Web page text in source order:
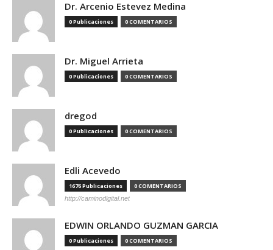
Dr. Arcenio Estevez Medina
0 Publicaciones 0 COMENTARIOS
Dr. Miguel Arrieta
0 Publicaciones 0 COMENTARIOS
dregod
0 Publicaciones 0 COMENTARIOS
Edli Acevedo
1676 Publicaciones 0 COMENTARIOS
http://caminodigital.net
EDWIN ORLANDO GUZMAN GARCIA
0 Publicaciones 0 COMENTARIOS